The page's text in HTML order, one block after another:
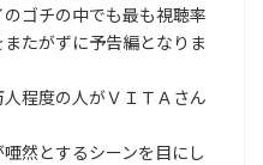
ゴチの中でも最も視聴率
たがずに予告編となりま
程度の人がＶＩＴＡさん
然とするシーンを目にし